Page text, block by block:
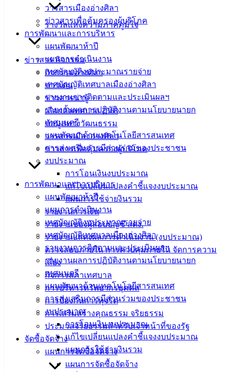
วารสารเมืองอ่างศิลา
ข่าวสารเพื่อคุ้มครองผู้บริโภค
การพัฒนาและการบริหาร
แผนพัฒนาห้าปี
แผนการดำเนินงาน
เทศบัญญัติงบประมาณรายจ่าย
เทศบัญญัติเทศบาลเมืองอ่างศิลา
รายงานการติดตามและประเมินผลฯ
รายงานผลการปฏิบัติงานตามนโยบายนายก
เทศมนตรี
แผนพัฒนาด้านเทคโนโลยีสารสนเทศ
การส่งเสริมการมีส่วนร่วมของประชาชน
งบประมาณ
การโอนเงินงบประมาณ
แก้ไขเปลี่ยนแปลงคำชี้แจงงบประมาณ
แผนการใช้จ่ายงินรวม
รายงานการเงิน
รายงานของผู้สอบบัญชี สตง.
รายงานแสดงผลการดำเนินงาน (งบประมาณ)
ตรวจสอบภายใน การควบคุมภายใน จัดการความ
เสี่ยง
กิจการสภาเทศบาล
การบริหารทรัพยากรบุคคล
การป้องกันการทุจริต
การเสริมสร้างคุณธรรม จริยธรรม
ประมวลจริยธรรมสำหรับเจ้าหน้าที่ของรัฐ
จัดซื้อจัดจ้าง
แผนการจัดซื้อจัดจ้าง
แผนการจัดซื้อจัดจ้าง
รางวัลแห่งความภาคภูมิใจ
ข่าวสาร กิจกรรม
กิจกรรมอ่างศิลา
ข่าวเด่น
ข่าวสารน่ารู้
เลือกตั้งเทศบาล 2568
ข้อมูลทางวัฒนธรรม
วารสารเมืองอ่างศิลา
ข่าวสารเพื่อคุ้มครองผู้บริโภค
การพัฒนาและการบริหาร
แผนพัฒนาห้าปี
แผนการดำเนินงาน
เทศบัญญัติงบประมาณรายจ่าย
เทศบัญญัติเทศบาลเมืองอ่างศิลา
รายงานการติดตามและประเมินผลฯ
รายงานผลการปฏิบัติงานตามนโยบายนายก
เทศมนตรี
แผนพัฒนาด้านเทคโนโลยีสารสนเทศ
การส่งเสริมการมีส่วนร่วมของประชาชน
งบประมาณ
การโอนเงินงบประมาณ
แก้ไขเปลี่ยนแปลงคำชี้แจงงบประมาณ
แผนการใช้จ่ายงินรวม
ที่ตั้ง :
สำนักงาน
เทศบาลเมือง
อ่างศิลา 90/338
ม.3 ต.เสม็ด
อ.เมือง จ.ชลบุรี
038-
142-100-104
บริการ
ประชาชน
ดาวน์โหลด
แบบ
ฟอร์ม,
เอกสาร
คู่มือ
สำหรับ
ประชาชน/
คู่มือการ
ปฏิบัติ
งาน
ข่าวสาร
น่ารู้